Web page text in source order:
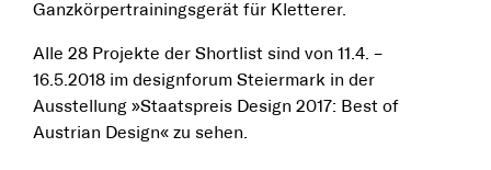
Ganzkörpertrainingsgerät für Kletterer.
Alle 28 Projekte der Shortlist sind von 11.4. –
16.5.2018 im designforum Steiermark in der
Ausstellung »Staatspreis Design 2017: Best of
Austrian Design« zu sehen.